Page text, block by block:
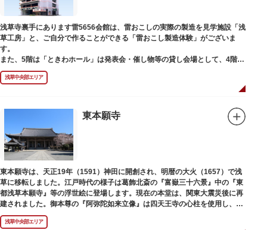
浅草寺裏手にあります雷5656会館は、雷おこしの実際の製造を見学施設「浅
草工房」と、ご自分で作ることができる「雷おこし製造体験」がございま
す。
また、5階は「ときわホール」は発表会・催し物等の貸し会場として、4階は
打合せなどでご利用いただける「貸しスペース」がございます。
浅草中央部エリア
東本願寺
東本願寺は、天正19年（1591）神田に開創され、明暦の大火（1657）で浅
草に移転しました。江戸時代の様子は葛飾北斎の『富嶽三十六景』中の『東
都浅草本願寺』等の浮世絵に登場します。現在の本堂は、関東大震災後に再
建されました。御本尊の『阿弥陀如来立像』は四天王寺の心柱を使用し、嘉
禄2年（1226）頃の作と伝わっています。また、梵鐘は寛永7年（1630）以
後のものと推定され、都内に現存する梵鐘の中では有数の風格を誇り、毎年
浅草中央部エリア